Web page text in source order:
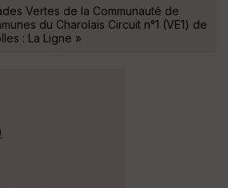
Vertes de la Communauté de
du Charolais Circuit n°1 (VE1) de
: La Ligne »